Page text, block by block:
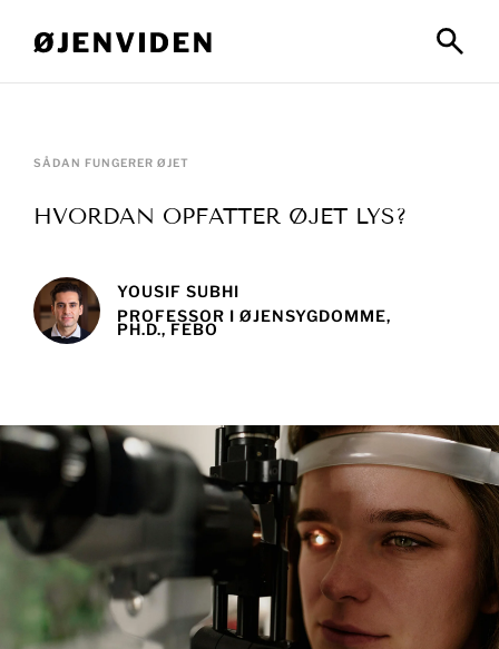
SÅDAN FUNGERER ØJET
HVORDAN OPFATTER ØJET LYS?
YOUSIF SUBHI
PROFESSOR I ØJENSYGDOMME,
PH.D., FEBO